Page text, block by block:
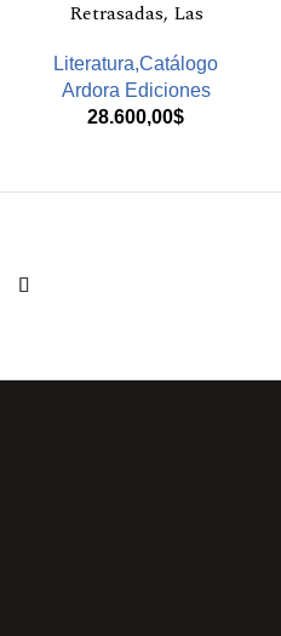
Retrasadas, Las
Literatura,Catálogo
Ardora Ediciones
28.600,00$